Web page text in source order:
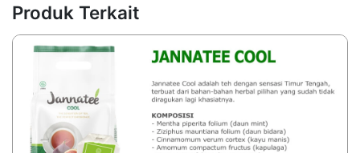
Produk Terkait